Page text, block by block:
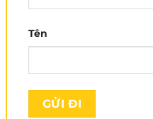
CN3: 264 Bùi Hữu Nghĩa,
CN6:271 Quang Trung, Gò
Tên